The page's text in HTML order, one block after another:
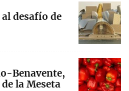
desafío de
Benavente,
la Meseta